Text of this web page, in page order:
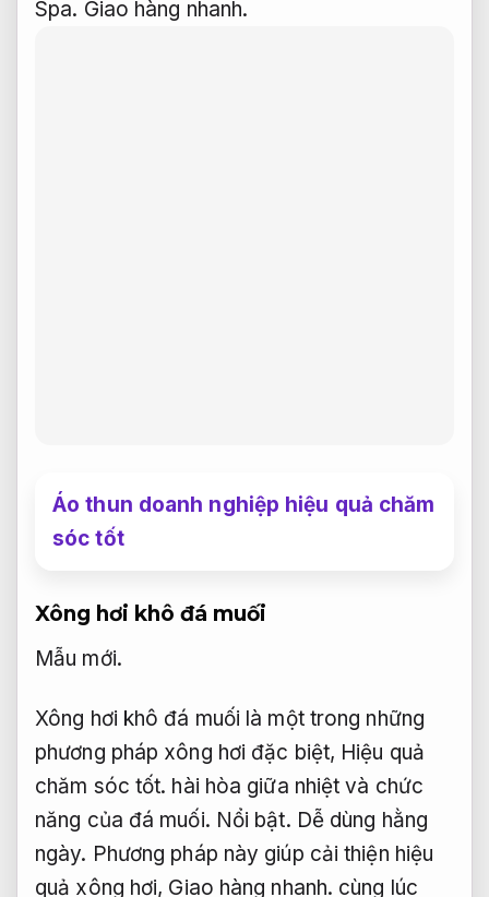
Spa. Giao hàng nhanh.
Áo thun doanh nghiệp hiệu quả chăm
sóc tốt
Xông hơi khô đá muối
Mẫu mới.
Xông hơi khô đá muối là một trong những
phương pháp xông hơi đặc biệt, Hiệu quả
chăm sóc tốt. hài hòa giữa nhiệt và chức
năng của đá muối. Nổi bật. Dễ dùng hằng
ngày. Phương pháp này giúp cải thiện hiệu
quả xông hơi, Giao hàng nhanh. cùng lúc